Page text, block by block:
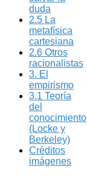
duda
2.5 La
metafísica
cartesiana
2.6 Otros
racionalistas
3. El
empirismo
3.1 Teoría
del
conocimiento
(Locke y
Berkeley)
Créditos
imágenes